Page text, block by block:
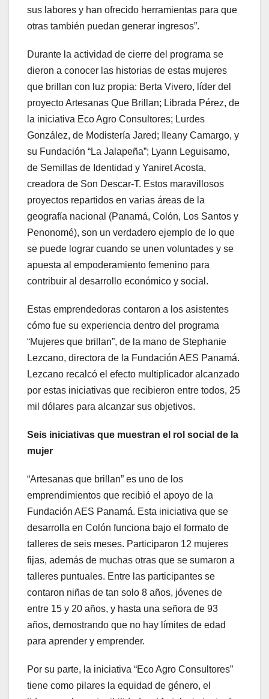
sus labores y han ofrecido herramientas para que
otras también puedan generar ingresos”.
Durante la actividad de cierre del programa se
dieron a conocer las historias de estas mujeres
que brillan con luz propia: Berta Vivero, líder del
proyecto Artesanas Que Brillan; Librada Pérez, de
la iniciativa Eco Agro Consultores; Lurdes
González, de Modistería Jared; Ileany Camargo, y
su Fundación “La Jalapeña”; Lyann Leguisamo,
de Semillas de Identidad y Yaniret Acosta,
creadora de Son Descar-T. Estos maravillosos
proyectos repartidos en varias áreas de la
geografía nacional (Panamá, Colón, Los Santos y
Penonomé), son un verdadero ejemplo de lo que
se puede lograr cuando se unen voluntades y se
apuesta al empoderamiento femenino para
contribuir al desarrollo económico y social.
Estas emprendedoras contaron a los asistentes
cómo fue su experiencia dentro del programa
“Mujeres que brillan”, de la mano de Stephanie
Lezcano, directora de la Fundación AES Panamá.
Lezcano recalcó el efecto multiplicador alcanzado
por estas iniciativas que recibieron entre todos, 25
mil dólares para alcanzar sus objetivos.
Seis iniciativas que muestran el rol social de la
mujer
“Artesanas que brillan” es uno de los
emprendimientos que recibió el apoyo de la
Fundación AES Panamá. Esta iniciativa que se
desarrolla en Colón funciona bajo el formato de
talleres de seis meses. Participaron 12 mujeres
fijas, además de muchas otras que se sumaron a
talleres puntuales. Entre las participantes se
contaron niñas de tan solo 8 años, jóvenes de
entre 15 y 20 años, y hasta una señora de 93
años, demostrando que no hay límites de edad
para aprender y emprender.
Por su parte, la iniciativa “Eco Agro Consultores”
tiene como pilares la equidad de género, el